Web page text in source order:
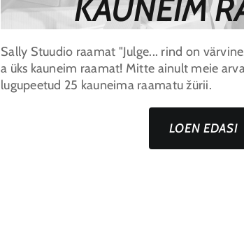
KAUNEIM
Sally Stuudio raamat "Julge... rind on
a üks kauneim raamat! Mitte ainult meie
lugupeetud 25 kauneima raamatu žürii.
LOEN EDASI